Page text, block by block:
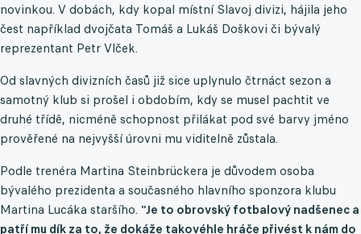
novinkou. V dobách, kdy kopal místní Slavoj divizi, hájila jeho
čest například dvojčata Tomáš a Lukáš Doškovi či bývalý
reprezentant Petr Vlček.
Od slavných divizních časů již sice uplynulo čtrnáct sezon a
samotný klub si prošel i obdobím, kdy se musel pachtit ve
druhé třídě, nicméně schopnost přilákat pod své barvy jméno
prověřené na nejvyšší úrovni mu viditelně zůstala.
Podle trenéra Martina Steinbrückera je důvodem osoba
bývalého prezidenta a současného hlavního sponzora klubu
Martina Lucáka staršího. "Je to obrovský fotbalový nadšenec a
patří mu dík za to, že dokáže takovéhle hráče přivést k nám do